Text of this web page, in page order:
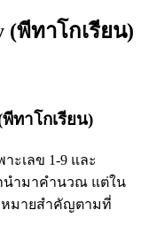
(พีทาโกเรียน)
ทาโกเรียน)
าะเลข 1-9 และ
กนำมาคำนวณ แต่ใน
หมายสำคัญตามที่